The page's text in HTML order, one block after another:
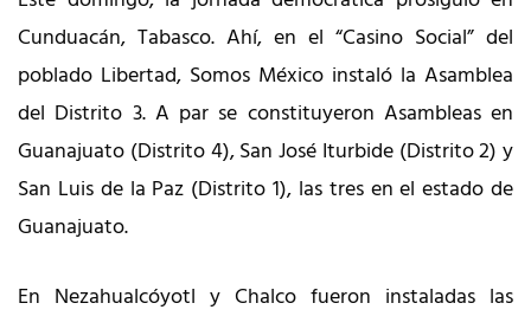
Cunduacán, Tabasco. Ahí, en el “Casino Social” del
poblado Libertad, Somos México instaló la Asamblea
del Distrito 3. A par se constituyeron Asambleas en
Guanajuato (Distrito 4), San José Iturbide (Distrito 2) y
San Luis de la Paz (Distrito 1), las tres en el estado de
Guanajuato.
En Nezahualcóyotl y Chalco fueron instaladas las